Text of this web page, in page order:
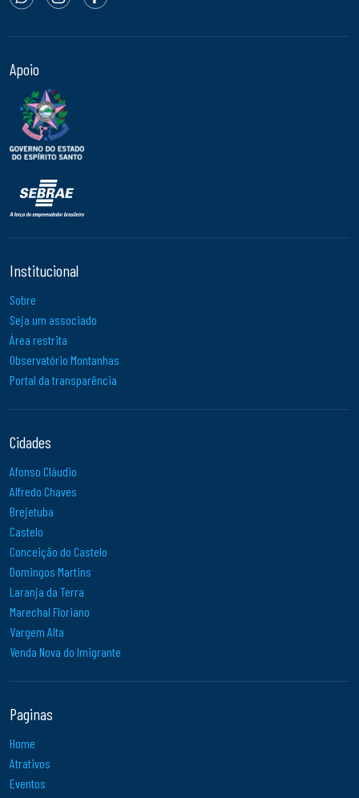
Apoio
Institucional
Sobre
Seja um associado
Área restrita
Observatório Montanhas
Portal da transparência
Cidades
Afonso Cláudio
Alfredo Chaves
Brejetuba
Castelo
Conceição do Castelo
Domingos Martins
Laranja da Terra
Marechal Floriano
Vargem Alta
Venda Nova do Imigrante
Paginas
Home
Atrativos
Eventos